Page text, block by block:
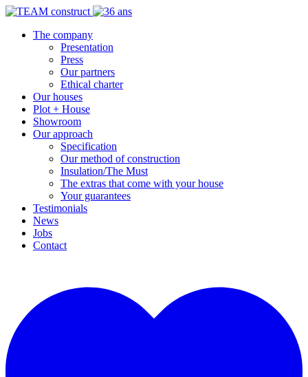
The company
Presentation
Press
Our partners
Ethical charter
Our houses
Plot + House
Showroom
Our approach
Specification
Our method of construction
Insulation/The Must
The extras that come with your house
Your guarantees
Testimonials
News
Jobs
Contact